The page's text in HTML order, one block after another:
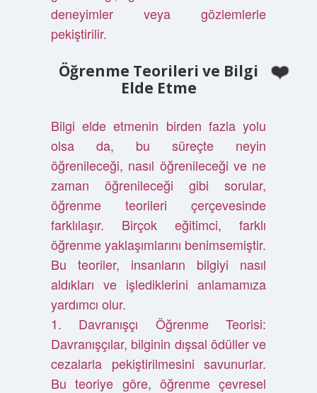
deneyimler veya gözlemlerle
pekiştirilir.
Öğrenme Teorileri ve Bilgi
Elde Etme
Bilgi elde etmenin birden fazla yolu
olsa da, bu süreçte neyin
öğrenileceği, nasıl öğrenileceği ve ne
zaman öğrenileceği gibi sorular,
öğrenme teorileri çerçevesinde
farklılaşır. Birçok eğitimci, farklı
öğrenme yaklaşımlarını benimsemiştir.
Bu teoriler, insanların bilgiyi nasıl
aldıkları ve işlediklerini anlamamıza
yardımcı olur.
1. Davranışçı Öğrenme Teorisi:
Davranışçılar, bilginin dışsal ödüller ve
cezalarla pekiştirilmesini savunurlar.
Bu teoriye göre, öğrenme çevresel